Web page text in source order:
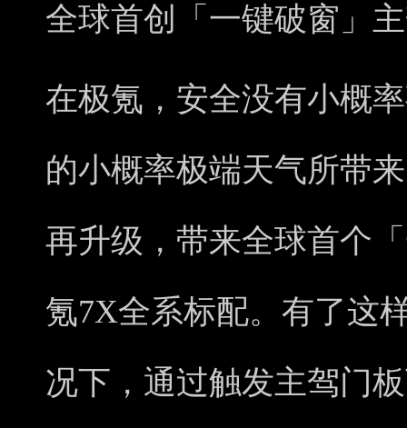
全球首创「一键破窗」
在极氪，安全没有小概
的小概率极端天气所带
再升级，带来全球首个
氪7X全系标配。有了这
况下，通过触发主驾门